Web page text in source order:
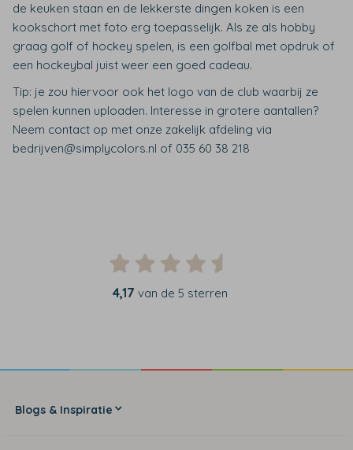
de keuken staan en de lekkerste dingen koken is een
kookschort met foto erg toepasselijk. Als ze als hobby
graag golf of hockey spelen, is een golfbal met opdruk of
een hockeybal juist weer een goed cadeau.
Tip: je zou hiervoor ook het logo van de club waarbij ze
spelen kunnen uploaden. Interesse in grotere aantallen?
Neem contact op met onze zakelijk afdeling via
bedrijven@simplycolors.nl of 035 60 38 218
4,17 van de 5 sterren
Blogs & Inspiratie